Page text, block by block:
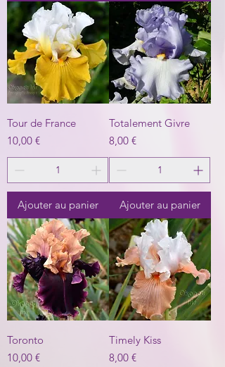
Tour de France
Prix
10,00 €
Ajouter au panier
Totalement Givre
Prix
8,00 €
Ajouter au panier
Toronto
Prix
10,00 €
Timely Kiss
Prix
8,00 €